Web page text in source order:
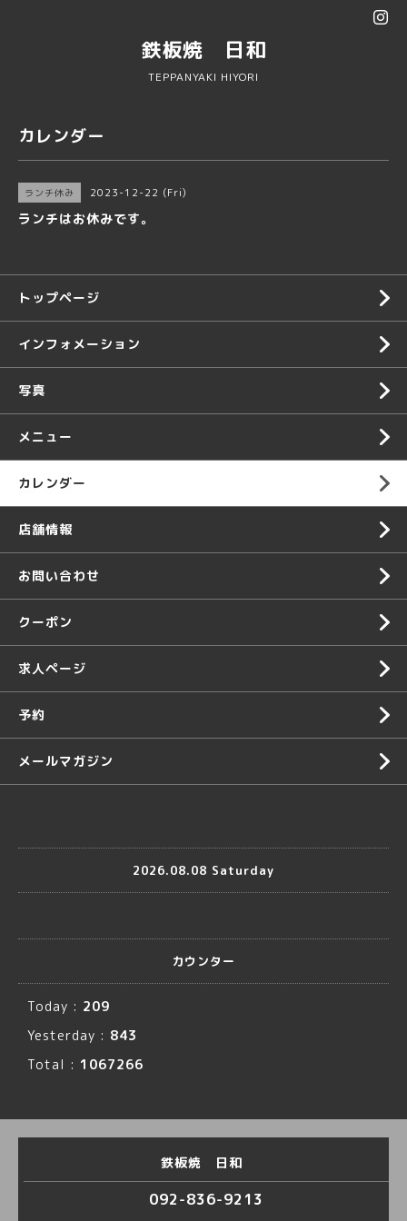
鉄板焼 日和
TEPPANYAKI HIYORI
カレンダー
ランチ休み 2023-12-22 (Fri)
ランチはお休みです。
トップページ
インフォメーション
写真
メニュー
カレンダー
店舗情報
お問い合わせ
クーポン
求人ページ
予約
メールマガジン
2026.08.08 Saturday
カウンター
Today : 209
Yesterday : 843
Total : 1067266
鉄板焼 日和
092-836-9213